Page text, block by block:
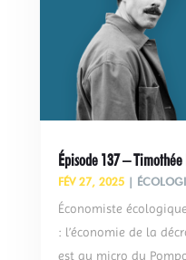
Épisode 137 –
FÉV 27, 2025|
Économiste
: l’économie de la
est au micro du